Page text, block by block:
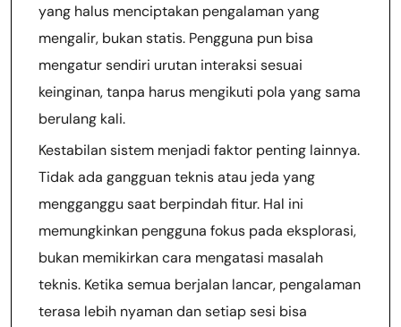
yang halus menciptakan pengalaman yang
mengalir, bukan statis. Pengguna pun bisa
mengatur sendiri urutan interaksi sesuai
keinginan, tanpa harus mengikuti pola yang sama
berulang kali.
Kestabilan sistem menjadi faktor penting lainnya.
Tidak ada gangguan teknis atau jeda yang
mengganggu saat berpindah fitur. Hal ini
memungkinkan pengguna fokus pada eksplorasi,
bukan memikirkan cara mengatasi masalah
teknis. Ketika semua berjalan lancar, pengalaman
terasa lebih nyaman dan setiap sesi bisa